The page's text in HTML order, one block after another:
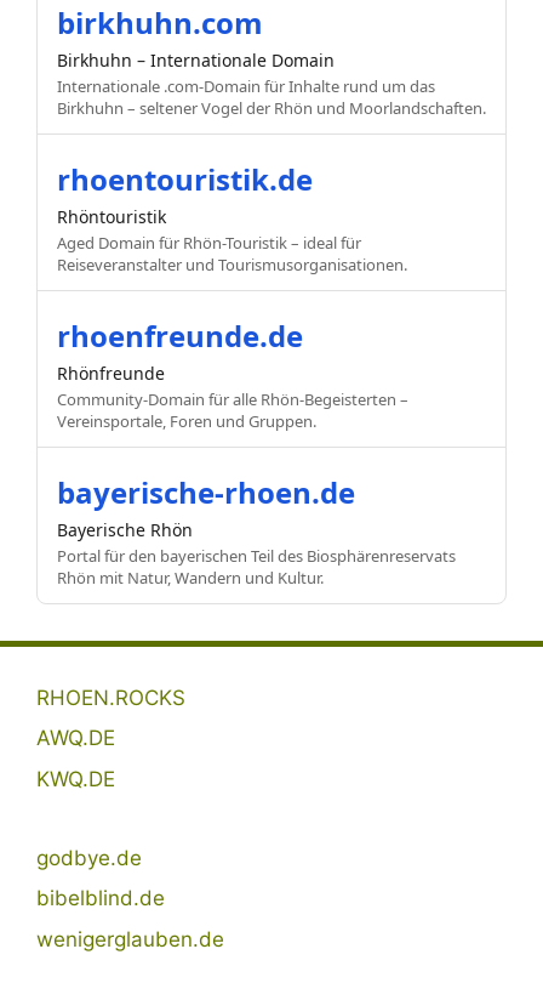
birkhuhn.com
Birkhuhn – Internationale Domain
Internationale .com-Domain für Inhalte rund um das
Birkhuhn – seltener Vogel der Rhön und Moorlandschaften.
rhoentouristik.de
Rhöntouristik
Aged Domain für Rhön-Touristik – ideal für
Reiseveranstalter und Tourismusorganisationen.
rhoenfreunde.de
Rhönfreunde
Community-Domain für alle Rhön-Begeisterten –
Vereinsportale, Foren und Gruppen.
bayerische-rhoen.de
Bayerische Rhön
Portal für den bayerischen Teil des Biosphärenreservats
Rhön mit Natur, Wandern und Kultur.
RHOEN.ROCKS
AWQ.DE
KWQ.DE
godbye.de
bibelblind.de
wenigerglauben.de